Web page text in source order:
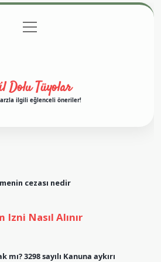
Gizlilik Politikası
menüyü
aç
Dolu Tüyolar
ilgili eğlenceli öneriler!
cezası nedir
Izni Nasıl Alınır
3298 sayılı Kanuna aykırı